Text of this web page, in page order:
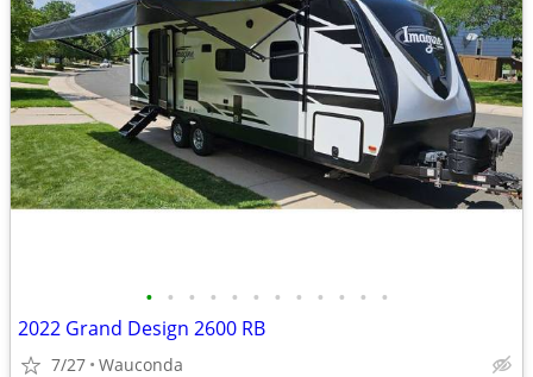
• • • • • • • • • • • •
2022 Grand Design 2600 RB
7/27 Wauconda